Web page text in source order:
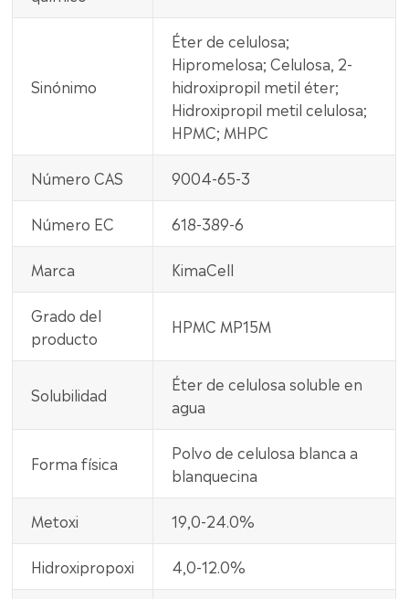
Sinónimo
Éter de celulosa;
Hipromelosa; Celulosa, 2-
hidroxipropil metil éter;
Hidroxipropil metil celulosa;
HPMC; MHPC
Número CAS 9004-65-3
Número EC 618-389-6
Marca KimaCell
Grado del
producto
HPMC MP15M
Solubilidad
Éter de celulosa soluble en
agua
Forma física
Polvo de celulosa blanca a
blanquecina
Metoxi 19,0-24.0%
Hidroxipropoxi 4,0-12.0%